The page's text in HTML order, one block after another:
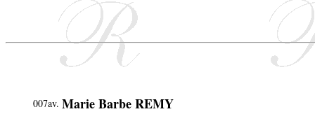
007av. Marie Barbe REMY